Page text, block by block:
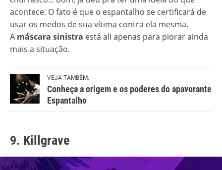
acontece. O fato é que o espantalho se certificará de
usar os medos de sua vítima contra ela mesma.
A máscara sinistra está ali apenas para piorar ainda
mais a situação.
VEJA TAMBÉM:
Conheça a origem e os poderes do apavorante
Espantalho
9. Killgrave